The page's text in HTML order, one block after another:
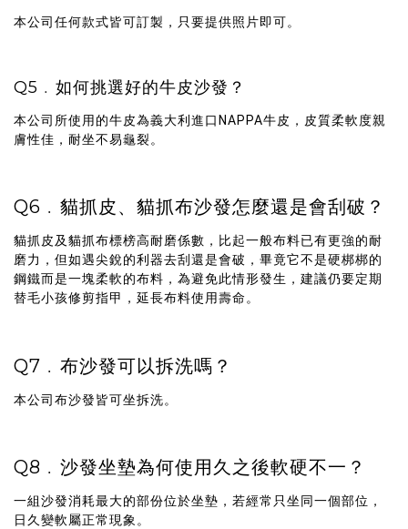
本公司任何款式皆可訂製，只要提供照片即可。
Q5﹒如何挑選好的牛皮沙發？
本公司所使用的牛皮為義大利進口NAPPA牛皮，皮質柔軟度親
膚性佳，耐坐不易龜裂。
Q6﹒貓抓皮、貓抓布沙發怎麼還是會刮破？
貓抓皮及貓抓布標榜高耐磨係數，比起一般布料已有更強的耐
磨力，但如遇尖銳的利器去刮還是會破，畢竟它不是硬梆梆的
鋼鐵而是一塊柔軟的布料，為避免此情形發生，建議仍要定期
替毛小孩修剪指甲，延長布料使用壽命。
Q7﹒布沙發可以拆洗嗎？
本公司布沙發皆可坐拆洗。
Q8﹒沙發坐墊為何使用久之後軟硬不一？
一組沙發消耗最大的部份位於坐墊，若經常只坐同一個部位，
日久變軟屬正常現象。